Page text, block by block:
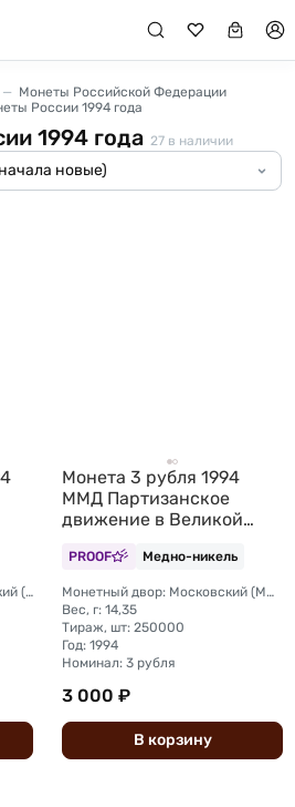
Монеты Российской Федерации
России 1994 года
1994 года 27 в наличии
Монетный двор: Ленинградский (ЛМД)
Монета 3 рубля 1994
ММД Партизанское
движение в Великой
Партизаны (запайка)
PROOF Медно-никель
Монетный двор: Московский (ММД)
Вес, г: 14,35
Тираж, шт: 250000
Год: 1994
Номинал: 3 рубля
3 000 ₽
В корзину